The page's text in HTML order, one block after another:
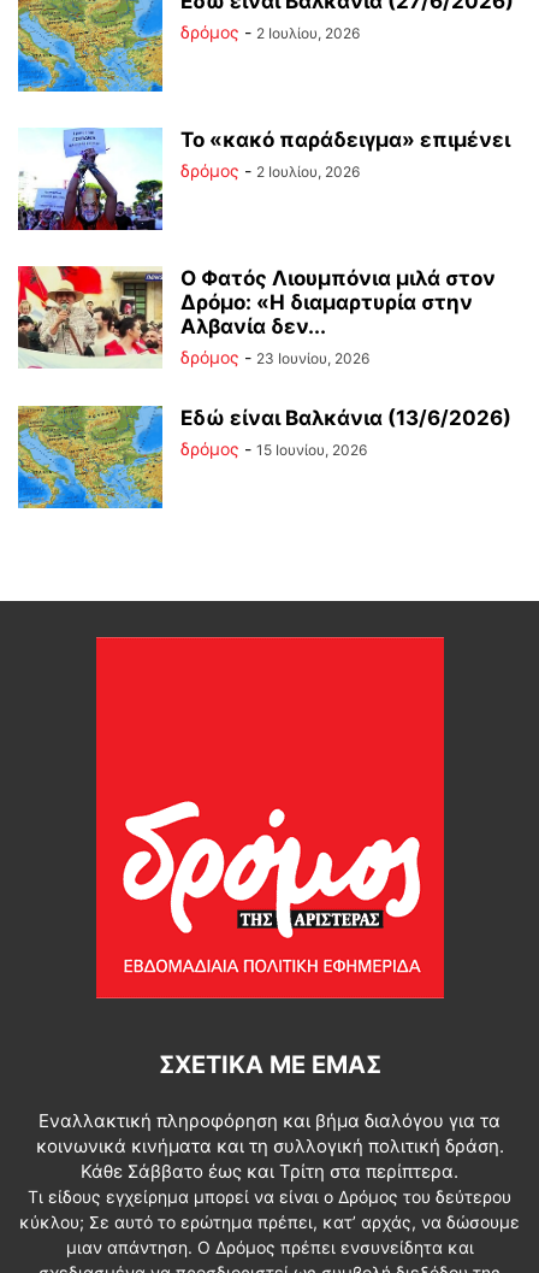
δρόμος - 2 Ιουλίου, 2026
Το «κακό παράδειγμα» επιμένει
δρόμος - 2 Ιουλίου, 2026
Ο Φατός Λιουμπόνια μιλά στον
Δρόμο: «Η διαμαρτυρία στην
Αλβανία δεν...
δρόμος - 23 Ιουνίου, 2026
Εδώ είναι Βαλκάνια (13/6/2026)
δρόμος - 15 Ιουνίου, 2026
ΣΧΕΤΙΚΆ ΜΕ ΕΜΆΣ
Εναλλακτική πληροφόρηση και βήμα διαλόγου για τα
κοινωνικά κινήματα και τη συλλογική πολιτική δράση.
Κάθε Σάββατο έως και Τρίτη στα περίπτερα.
Τι είδους εγχείρημα μπορεί να είναι ο Δρόμος του δεύτερου
κύκλου; Σε αυτό το ερώτημα πρέπει, κατ’ αρχάς, να δώσουμε
μιαν απάντηση. Ο Δρόμος πρέπει ενσυνείδητα και